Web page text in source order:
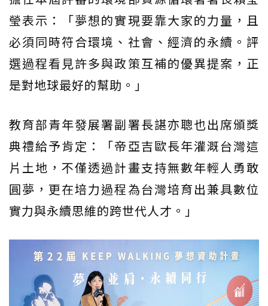
瑩表示：「夢想的實現要靠大家的力量，且
必須同時符合環境、社會、經濟的永續。評
選過程看見許多與政策互補的優異提案，正
是對地球最好的幫助。」
教育部青年發展署副署長諶亦聰也出席頒獎
典禮給予肯定：「帝亞吉歐長年灌溉台灣這
片土地，不僅透過計畫支持無數年輕人勇敢
圓夢，更在培力過程為台灣培育出兼具數位
實力與永續思維的跨世代人才。」